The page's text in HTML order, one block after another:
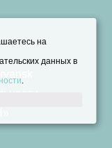
на
данных в
.